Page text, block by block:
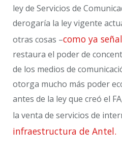
ley de Servicios de
derogaría la ley vigente
otras cosas –como ya
restaura el poder de
de los medios de
otorga mucho más poder
antes de la ley que creó el
la venta de servicios de
infraestructura de Antel.